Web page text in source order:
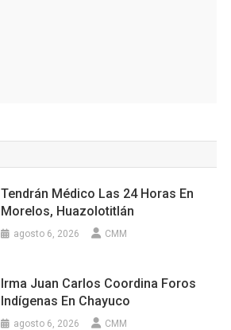
Tendrán Médico Las 24 Horas En
Morelos, Huazolotitlán
agosto 6, 2026 CMM
Irma Juan Carlos Coordina Foros
Indígenas En Chayuco
agosto 6, 2026 CMM